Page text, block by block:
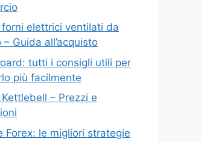
forni elettrici ventilati da
– Guida all’acquisto
tutti i consigli utili per
più facilmente
– Prezzi e
Forex: le migliori strategie